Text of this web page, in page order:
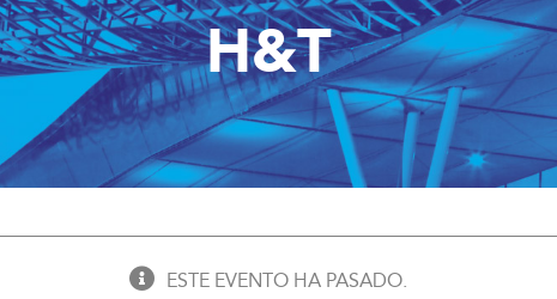
H&T
ESTE EVENTO HA PASADO.